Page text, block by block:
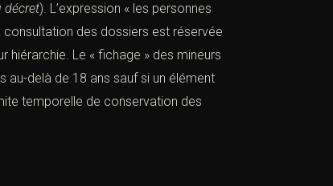
décret). L’expression « les personnes
consultation des dossiers est réservée
hiérarchie. Le « fichage » des mineurs
au-delà de 18 ans sauf si un élément
temporelle de conservation des